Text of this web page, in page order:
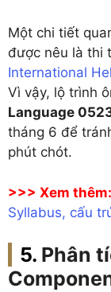
Một chi tiết
được nêu là thi
International
Vì vậy, lộ trình
Language
tháng 6 để
phút chót.
>>> Xem thêm:
Syllabus, cấu
Phân